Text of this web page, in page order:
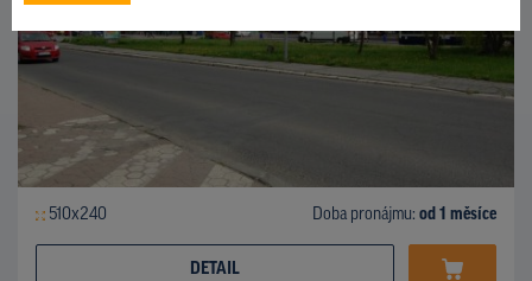
510x240 Doba pronájmu: od 1 měsíce
DETAIL